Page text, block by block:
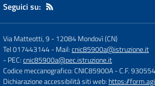
Seguici su:
Via Matteotti, 9 -12084 Mondovì (CN)
Tel 017443144- Mail:cnic85900a@istruzione.it
- PEC:cnic85900a@pec.istruzione.it
Codice meccanografico: CNIC85900A- C.F.
Dichiarazione accessibilità siti web: https://